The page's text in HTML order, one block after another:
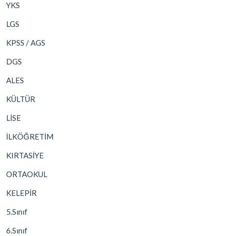
YKS
LGS
KPSS / AGS
DGS
ALES
KÜLTÜR
LİSE
İLKÖĞRETİM
KIRTASİYE
ORTAOKUL
KELEPİR
5.Sınıf
6.Sınıf